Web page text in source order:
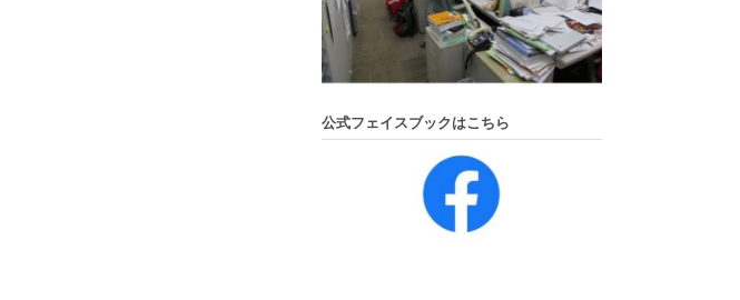
公式フェイスブックはこちら